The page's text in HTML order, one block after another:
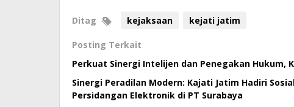
Ditag kejaksaan kejati jatim
Posting Terkait
Perkuat Sinergi Intelijen dan Penegakan Hukum,
Sinergi Peradilan Modern: Kajati Jatim Hadiri
Persidangan Elektronik di PT Surabaya